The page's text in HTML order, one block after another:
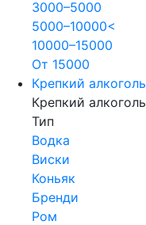
3000–5000
5000–10000<
10000–15000
От 15000
Крепкий алкоголь
Крепкий алкоголь
Тип
Водка
Виски
Коньяк
Бренди
Ром